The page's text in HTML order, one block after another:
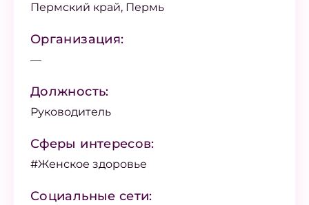
Пермский край, Пермь
Организация:
—
Должность:
Руководитель
Сферы интересов:
#Женское здоровье
Социальные сети: